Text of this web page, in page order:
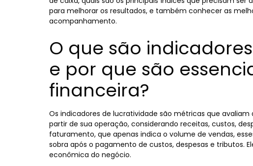
para melhorar os resultados, e também conhecer as
acompanhamento.
O que são
e por que são
financeira?
Os indicadores de lucratividade são métricas que
partir de sua operação, considerando receitas, custos,
faturamento, que apenas indica o volume de vendas,
sobra após o pagamento de custos, despesas e tributos.
econômica do negócio.